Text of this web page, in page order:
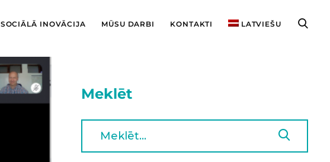
SOCIĀLĀ INOVĀCIJA MŪSU DARBI KONTAKTI LATVIEŠU
Meklēt